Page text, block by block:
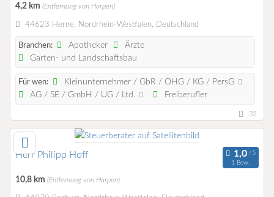
4,2 km (Entfernung von Harpen)
44623 Herne, Nordrhein-Westfalen, Deutschland
Branchen: Apotheker
Ärzte
Garten- und Landschaftsbau
Für wen:
Kleinunternehmer / GbR / OHG / KG / PersG
AG / SE / GmbH / UG / Ltd.
Freiberufler
32
Herr Philipp Hoff
1 Bew.
10,8 km (Entfernung von Harpen)